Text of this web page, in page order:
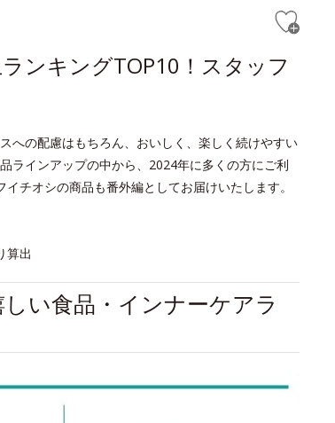
ンキングTOP10！スタッフ
への配慮はもちろん、おいしく、楽しく続けやすい
ラインアップの中から、2024年に多くの方にご利
チオシの商品も番外編としてお届けいたします。
算出
い食品・インナーケアラ